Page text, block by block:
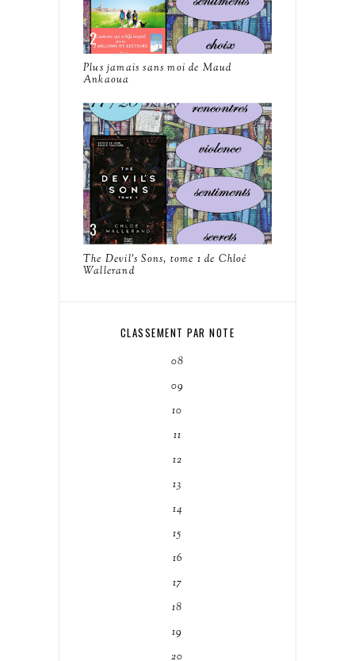
Plus jamais sans moi de Maud
Ankaoua
The Devil's Sons, tome 1 de Chloé
Wallerand
CLASSEMENT PAR NOTE
08
09
10
11
12
13
14
15
16
17
18
19
20